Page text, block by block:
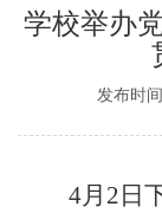
学校举办
发布时
4月2日